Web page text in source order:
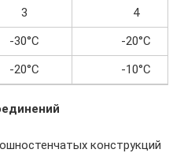
3
4
-30°С
-20°С
-20°С -10°С
конструкций